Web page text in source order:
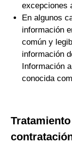
excepciones
En algunos
información
común y
información
Información
conocida